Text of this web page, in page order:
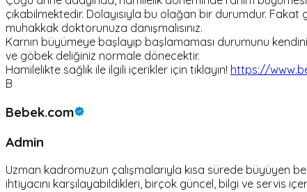
çıkabilmektedir. Dolayısıyla bu olağan bir durumdur.
muhakkak doktorunuza danışmalısınız.
Karnın büyümeye başlayıp başlamaması durumunu
ve göbek deliğiniz normale dönecektir.
Hamilelikte sağlık ile ilgili içerikler için tıklayın! https://
B
Bebek.com
Admin
Uzman kadromuzun çalışmalarıyla kısa sürede büyüyen
ihtiyacını karşılayabildikleri, birçok güncel, bilgi ve servis